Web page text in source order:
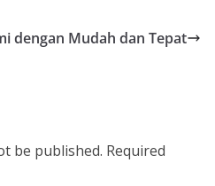
dengan Mudah dan Tepat
be published. Required